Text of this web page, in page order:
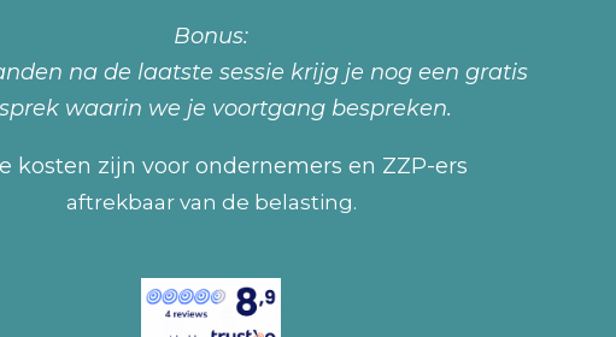
Bonus:
na de laatste sessie krijg je nog een gratis
waarin we je voortgang bespreken.
kosten zijn voor ondernemers en ZZP-ers
aftrekbaar van de belasting.